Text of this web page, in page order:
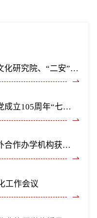
齐鲁师范学院揭牌成立龙山文化研究院、“二安”文化研究院
学校隆重举行庆祝中国共产党成立105周年“七一”表彰大会暨《长歌尽美》艺术党课
喜报！齐鲁师范学院首个中外合作办学机构获教育部正式批复设立
工作会议